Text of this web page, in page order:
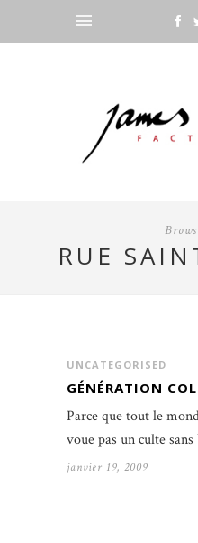
RUE
UNCATEGORISED
GÉNÉRATION
Parce que tout le
voue pas un culte
janvier 19, 2009